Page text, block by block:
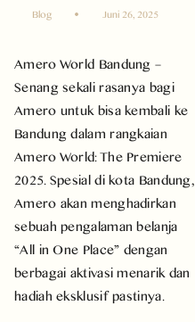
Blog Juni 26, 2025
Amero World Bandung –
Senang sekali rasanya bagi
Amero untuk bisa kembali ke
Bandung dalam rangkaian
Amero World: The Premiere
2025. Spesial di kota Bandung,
Amero akan menghadirkan
sebuah pengalaman belanja
“All in One Place” dengan
berbagai aktivasi menarik dan
hadiah eksklusif pastinya.